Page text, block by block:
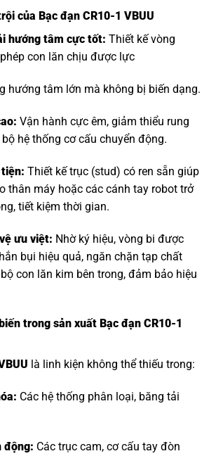
của Bạc đạn CR10-1 VBUU
hướng tâm cực tốt: Thiết kế vòng
con lăn chịu được lực
hướng tâm lớn mà không bị biến dạng.
Vận hành cực êm, giảm thiểu rung
hệ thống cơ cấu chuyển động.
Thiết kế trục (stud) có ren sẵn giúp
thân máy hoặc các cánh tay robot trở
tiết kiệm thời gian.
ưu việt: Nhờ ký hiệu, vòng bi được
bụi hiệu quả, ngăn chặn tạp chất
con lăn kim bên trong, đảm bảo hiệu
trong sản xuất Bạc đạn CR10-1
là linh kiện không thể thiếu trong:
Các hệ thống phân loại, băng tải
động: Các trục cam, cơ cấu tay đòn